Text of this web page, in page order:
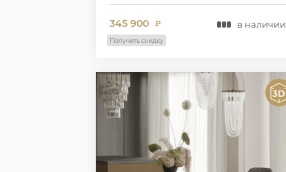
345 900 ₽ в наличии
Получить скидку